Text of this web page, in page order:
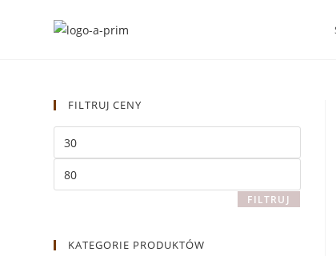
FILTRUJ CENY
FILTRUJ
KATEGORIE PRODUKTÓW